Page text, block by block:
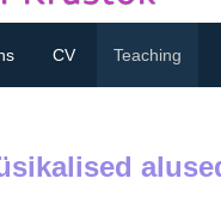
CV Teaching